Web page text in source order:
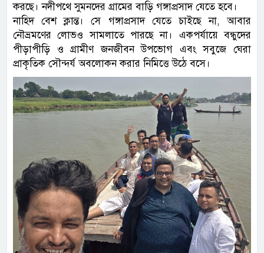
করছে। নদীপথে সুমনদের গ্রামের বাড়ি গঙ্গাপ্রসাদ যেতে হবে।
নাহিদ বেশ ক্লান্ত। সে গঙ্গাপ্রসাদ যেতে চাইছে না, আবার
নৌভ্রমণের লোভও সামলাতে পারছে না। একপর্যায়ে বন্ধুদের
পীড়াপীড়ি ও গ্রামীণ জনজীবন উপভোগ এবং সবুজে ঘেরা
প্রাকৃতিক সৌন্দর্য অবলোকন করার নিমিত্তে উঠে বসে।